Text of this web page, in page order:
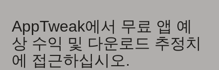
AppTweak에서 무료 앱 예
상 수익 및 다운로드 추정치
에 접근하십시오.